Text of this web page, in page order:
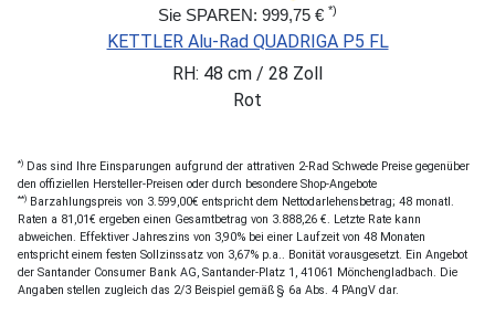
Sie SPAREN: 999,75 € *)
KETTLER Alu-Rad QUADRIGA P5 FL
RH: 48 cm / 28 Zoll
Rot
*) Das sind Ihre Einsparungen aufgrund der attrativen 2-Rad Schwede Preise gegenüber
den offiziellen Hersteller-Preisen oder durch besondere Shop-Angebote
**) Barzahlungspreis von 3.599,00€ entspricht dem Nettodarlehensbetrag; 48 monatl.
Raten a 81,01€ ergeben einen Gesamtbetrag von 3.888,26 €. Letzte Rate kann
abweichen. Effektiver Jahreszins von 3,90% bei einer Laufzeit von 48 Monaten
entspricht einem festen Sollzinssatz von 3,67% p.a.. Bonität vorausgesetzt. Ein Angebot
der Santander Consumer Bank AG, Santander-Platz 1, 41061 Mönchengladbach. Die
Angaben stellen zugleich das 2/3 Beispiel gemäß § 6a Abs. 4 PAngV dar.